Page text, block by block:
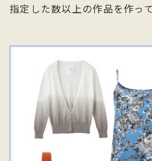
指定した数以上の作品を作っ